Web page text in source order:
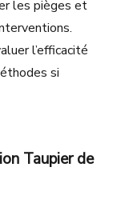
les pièges et
l’efficacité
si
Taupier de